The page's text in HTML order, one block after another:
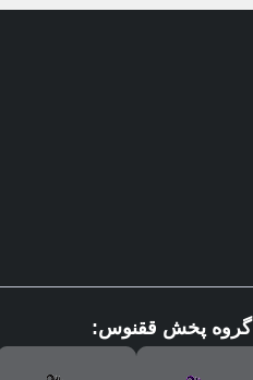
گروه پخش ققنوس: